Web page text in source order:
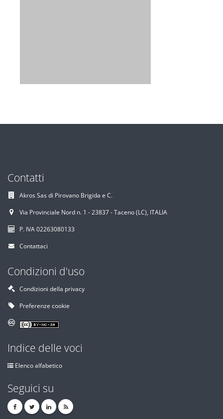
Contatti
Akros Sas di Pirovano Brigida e C.
Via Provinciale Nord n. 1 - 23837 - Taceno (LC), ITALIA
P. IVA 02263080133
Contattaci
Condizioni d'uso
Condizioni della privacy
Preferenze cookie
Indice delle voci
Elenco alfabetico
Seguici su